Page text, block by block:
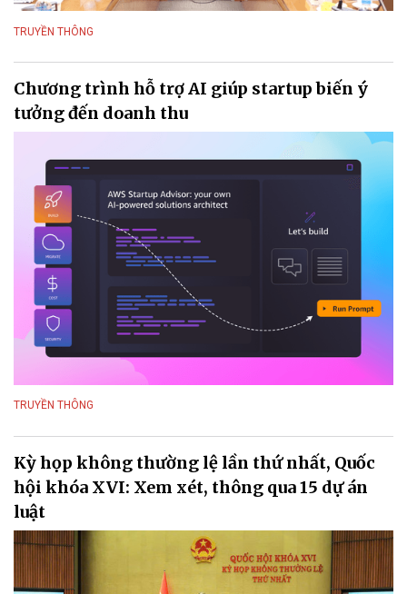
TRUYỀN THÔNG
Chương trình hỗ trợ AI giúp startup biến ý
tưởng đến doanh thu
TRUYỀN THÔNG
Kỳ họp không thường lệ lần thứ nhất, Quốc
hội khóa XVI: Xem xét, thông qua 15 dự án
luật